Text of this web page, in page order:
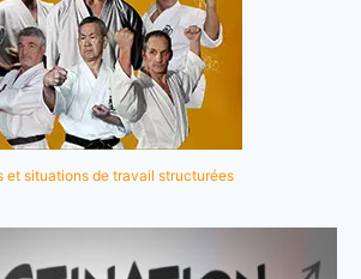
et situations de travail structurées